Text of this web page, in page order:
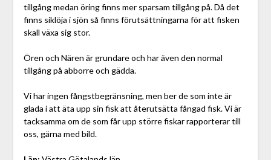
tillgång medan öring finns mer sparsam tillgång på. Då det
finns siklöja i sjön så finns förutsättningarna för att fisken
skall växa sig stor.
Ören och Nären är grundare och har även den normal
tillgång på abborre och gädda.
Vi har ingen fångstbegränsning, men ber de som inte är
glada i att äta upp sin fisk att återutsätta fångad fisk. Vi är
tacksamma om de som får upp större fiskar rapporterar till
oss, gärna med bild.